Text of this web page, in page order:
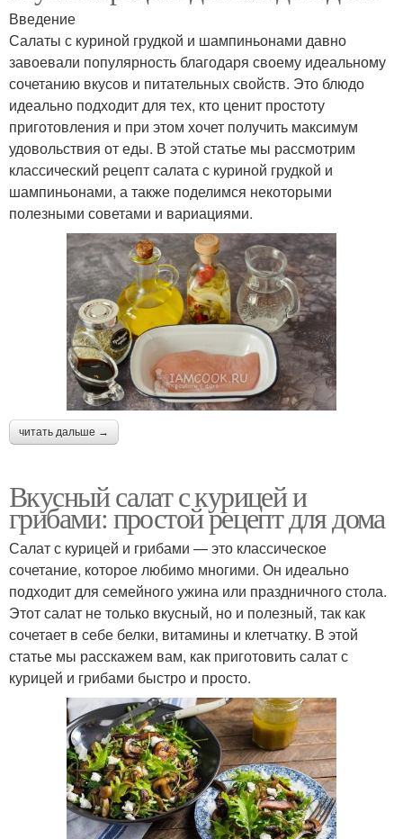
Введение
Салаты с куриной грудкой и шампиньонами давно
завоевали популярность благодаря своему идеальному
сочетанию вкусов и питательных свойств. Это блюдо
идеально подходит для тех, кто ценит простоту
приготовления и при этом хочет получить максимум
удовольствия от еды. В этой статье мы рассмотрим
классический рецепт салата с куриной грудкой и
шампиньонами, а также поделимся некоторыми
полезными советами и вариациями.
читать дальше →
Вкусный салат с курицей и
грибами: простой рецепт для дома
Салат с курицей и грибами — это классическое
сочетание, которое любимо многими. Он идеально
подходит для семейного ужина или праздничного стола.
Этот салат не только вкусный, но и полезный, так как
сочетает в себе белки, витамины и клетчатку. В этой
статье мы расскажем вам, как приготовить салат с
курицей и грибами быстро и просто.